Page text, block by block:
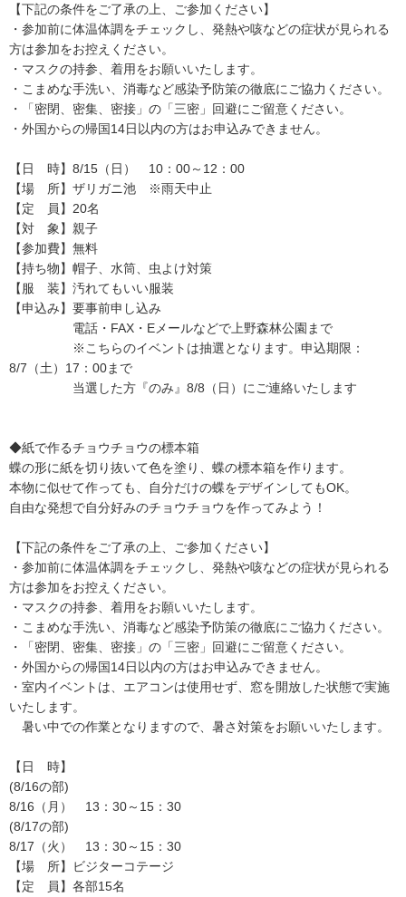
【下記の条件をご了承の上、ご参加ください】
・参加前に体温体調をチェックし、発熱や咳などの症状が見られる
方は参加をお控えください。
・マスクの持参、着用をお願いいたします。
・こまめな手洗い、消毒など感染予防策の徹底にご協力ください。
・「密閉、密集、密接」の「三密」回避にご留意ください。
・外国からの帰国14日以内の方はお申込みできません。
【日 時】8/15（日） 10：00～12：00
【場 所】ザリガニ池 ※雨天中止
【定 員】20名
【対 象】親子
【参加費】無料
【持ち物】帽子、水筒、虫よけ対策
【服 装】汚れてもいい服装
【申込み】要事前申し込み
電話・FAX・Eメールなどで上野森林公園まで
※こちらのイベントは抽選となります。申込期限：
8/7（土）17：00まで
当選した方『のみ』8/8（日）にご連絡いたします
◆紙で作るチョウチョウの標本箱
蝶の形に紙を切り抜いて色を塗り、蝶の標本箱を作ります。
本物に似せて作っても、自分だけの蝶をデザインしてもOK。
自由な発想で自分好みのチョウチョウを作ってみよう！
【下記の条件をご了承の上、ご参加ください】
・参加前に体温体調をチェックし、発熱や咳などの症状が見られる
方は参加をお控えください。
・マスクの持参、着用をお願いいたします。
・こまめな手洗い、消毒など感染予防策の徹底にご協力ください。
・「密閉、密集、密接」の「三密」回避にご留意ください。
・外国からの帰国14日以内の方はお申込みできません。
・室内イベントは、エアコンは使用せず、窓を開放した状態で実施
いたします。
暑い中での作業となりますので、暑さ対策をお願いいたします。
【日 時】
(8/16の部)
8/16（月） 13：30～15：30
(8/17の部)
8/17（火） 13：30～15：30
【場 所】ビジターコテージ
【定 員】各部15名